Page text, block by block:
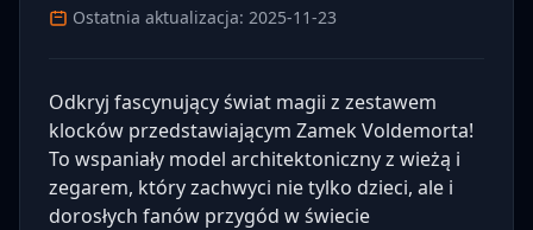
Ostatnia aktualizacja: 2025-11-23
Odkryj fascynujący świat magii z zestawem
klocków przedstawiającym Zamek Voldemorta!
To wspaniały model architektoniczny z wieżą i
zegarem, który zachwyci nie tylko dzieci, ale i
dorosłych fanów przygód w świecie